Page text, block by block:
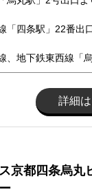
「四条駅」22番出
、地下鉄東西線「
詳細
京都四条烏丸